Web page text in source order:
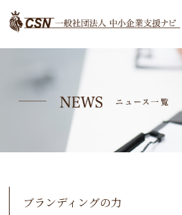
ブランディングの力